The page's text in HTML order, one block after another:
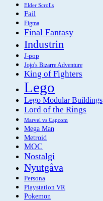
Elder Scrolls
Fail
Figma
Final Fantasy
Industrin
J-pop
Jojo's Bizarre Adventure
King of Fighters
Lego
Lego Modular Buildings
Lord of the Rings
Marvel vs Capcom
Mega Man
Metroid
MOC
Nostalgi
Nyutgåva
Persona
Playstation VR
Pokemon